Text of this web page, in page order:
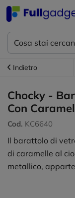
Indietro
Chocky -
Con
Cod. KC6640
Il barattolo di
di caramelle al
metallico,